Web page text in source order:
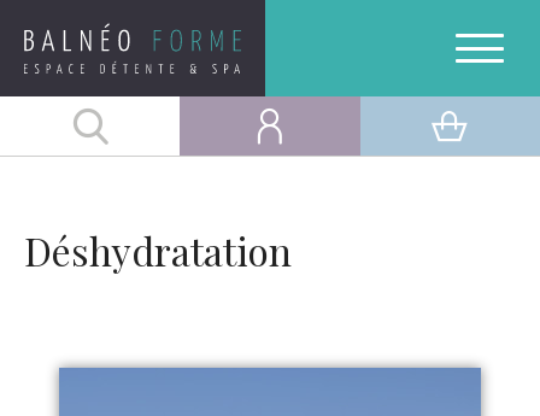
Déshydratation